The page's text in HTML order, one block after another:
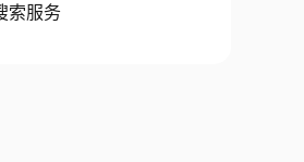
索服务